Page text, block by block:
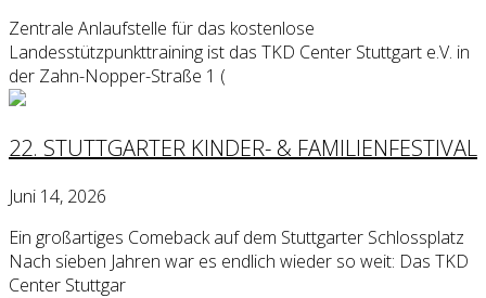
Zentrale Anlaufstelle für das kostenlose
Landesstützpunkttraining ist das TKD Center Stuttgart e.V. in
der Zahn-Nopper-Straße 1 (
22. STUTTGARTER KINDER- & FAMILIENFESTIVAL
Juni 14, 2026
Ein großartiges Comeback auf dem Stuttgarter Schlossplatz
Nach sieben Jahren war es endlich wieder so weit: Das TKD
Center Stuttgar